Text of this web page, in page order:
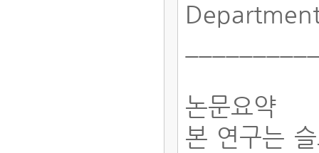
논문요약
본 연구는